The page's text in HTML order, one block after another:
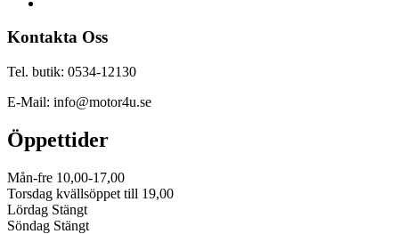
Kontakta Oss
Tel. butik: 0534-12130
E-Mail: info@motor4u.se
Öppettider
Mån-fre 10,00-17,00
Torsdag kvällsöppet till 19,00
Lördag Stängt
Söndag Stängt